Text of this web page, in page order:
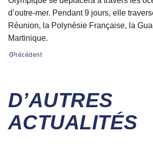
d’outre-mer. Pendant 9 jours, elle
Réunion, la Polynésie Française, la
Martinique.
Précédent
D’AUTRES
ACTUALITÉS